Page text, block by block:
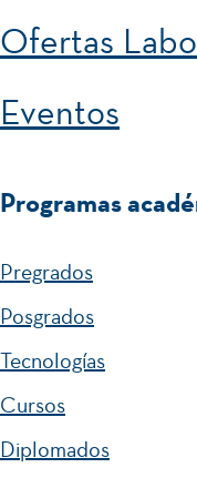
Ofertas
Eventos
Programas
Pregrados
Posgrados
Tecnologías
Cursos
Diplomados